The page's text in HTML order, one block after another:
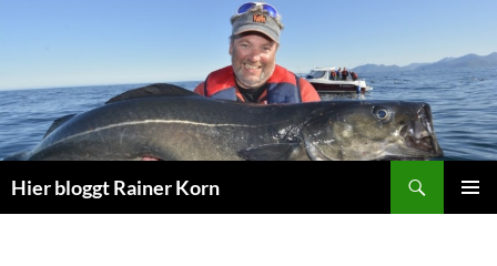
Hier bloggt Rainer Korn